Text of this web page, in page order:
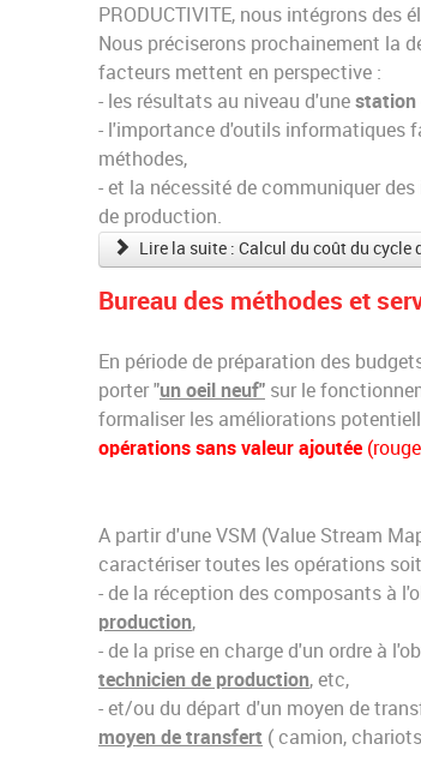
PRODUCTIVITE, nous intégrons des
Nous préciserons prochainement la
facteurs mettent en perspective :
- les résultats au niveau d'une station
- l'importance d'outils informatiques
méthodes,
- et la nécessité de communiquer
de production.
Lire la suite : Calcul du coût du cycle
Bureau des méthodes et
En période de préparation des
porter "un oeil neuf" sur le
formaliser les améliorations
opérations sans valeur ajoutée
A partir d'une VSM (Value Stream
caractériser toutes les opérations
- de la réception des composants à
production,
- de la prise en charge d'un ordre à
technicien de production, etc,
- et/ou du départ d'un moyen de
moyen de transfert ( camion,